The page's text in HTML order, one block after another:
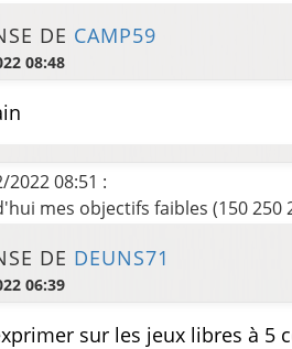
DE CAMP59
08:48
2022 08:51 :
mes objectifs faibles (150 250
DE DEUNS71
06:39
sur les jeux libres à 5